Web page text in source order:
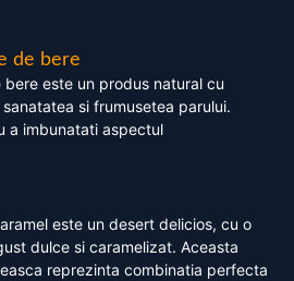
de bere
este un produs natural cu
si frumusetea parului.
a imbunatati aspectul
este un desert delicios, cu o
dulce si caramelizat. Aceasta
reprezinta combinatia perfecta